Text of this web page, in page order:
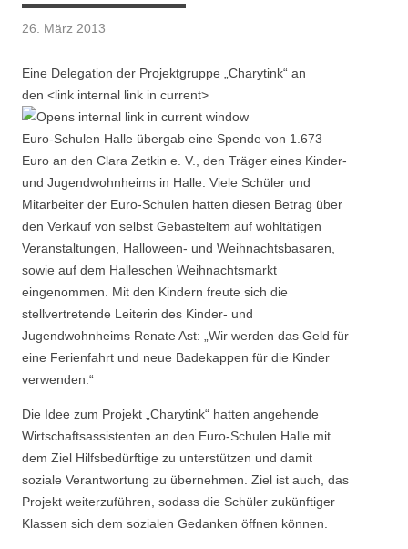
26. März 2013
Eine Delegation der Projektgruppe „Charytink“ an
den <link internal link in current>
Euro-Schulen Halle übergab eine Spende von 1.673
Euro an den Clara Zetkin e. V., den Träger eines Kinder-
und Jugendwohnheims in Halle. Viele Schüler und
Mitarbeiter der Euro-Schulen hatten diesen Betrag über
den Verkauf von selbst Gebasteltem auf wohltätigen
Veranstaltungen, Halloween- und Weihnachtsbasaren,
sowie auf dem Halleschen Weihnachtsmarkt
eingenommen. Mit den Kindern freute sich die
stellvertretende Leiterin des Kinder- und
Jugendwohnheims Renate Ast: „Wir werden das Geld für
eine Ferienfahrt und neue Badekappen für die Kinder
verwenden.“
Die Idee zum Projekt „Charytink“ hatten angehende
Wirtschaftsassistenten an den Euro-Schulen Halle mit
dem Ziel Hilfsbedürftige zu unterstützen und damit
soziale Verantwortung zu übernehmen. Ziel ist auch, das
Projekt weiterzuführen, sodass die Schüler zukünftiger
Klassen sich dem sozialen Gedanken öffnen können.